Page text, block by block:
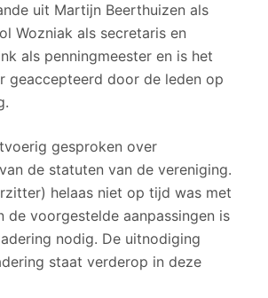
uit Martijn Beerthuizen als
Wozniak als secretaris en
als penningmeester en is het
geaccepteerd door de leden op
gesproken over
de statuten van de vereniging.
helaas niet op tijd was met
de voorgestelde aanpassingen is
nodig. De uitnodiging
staat verderop in deze